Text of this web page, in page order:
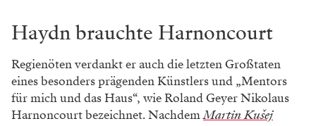
Haydn brauchte Harnoncourt
Regienöten verdankt er auch die letzten Großtaten
eines besonders prägenden Künstlers und „Mentors
für mich und das Haus“, wie Roland Geyer Nikolaus
Harnoncourt bezeichnet. NachdemMartin Kušej